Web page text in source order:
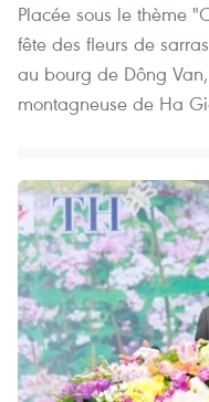
Placée sous le thème
fête des fleurs de
au bourg de Dông
montagneuse de Ha